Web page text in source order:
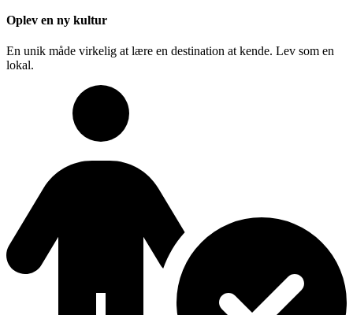
Oplev en ny kultur
En unik måde virkelig at lære en destination at kende. Lev som en
lokal.